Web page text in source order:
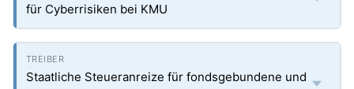
für Cyberrisiken bei KMU
Staatliche Steueranreize für fondsgebundene und